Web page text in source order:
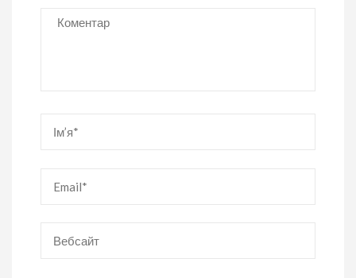
Коментар